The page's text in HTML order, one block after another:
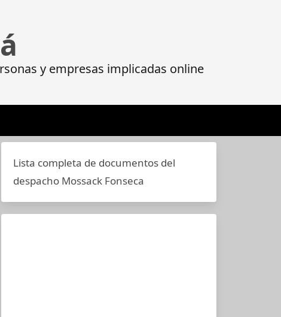
y empresas implicadas online
Lista completa de documentos del
despacho Mossack Fonseca